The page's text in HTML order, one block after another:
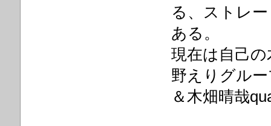
る、ストレ
ある。
現在は自己の
野えりグル
＆木畑晴哉